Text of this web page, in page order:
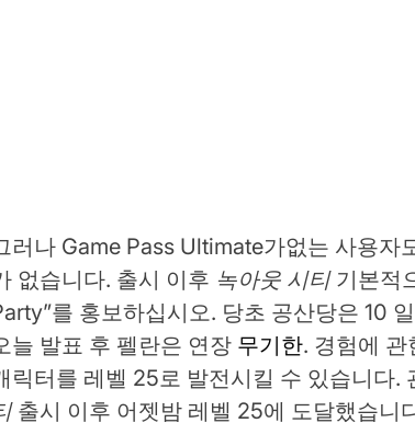
러나 Game Pass Ultimate가없는 사용자
없습니다. 출시 이후 녹아웃 시티기본적
를 홍보하십시오. 당초 공산당은 10
늘 발표 후 펠란은 연장 무기한. 경험에 관
릭터를 레벨 25로 발전시킬 수 있습니다.
출시 이후 어젯밤 레벨 25에 도달했습니